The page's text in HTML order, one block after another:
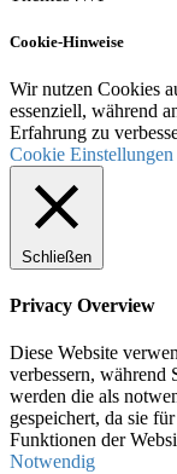
Cookie-Hinweise
Wir nutzen Cookies
essenziell, während
Erfahrung zu
Cookie Einstellungen
Schließen
Privacy Overview
Diese Website
verbessern, während
werden die als
gespeichert, da sie
Funktionen der
Notwendig